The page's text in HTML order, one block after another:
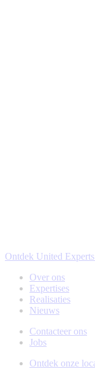
Ontdek United
Over ons
Expertises
Realisaties
Nieuws
Contacteer ons
Jobs
Ontdek onze